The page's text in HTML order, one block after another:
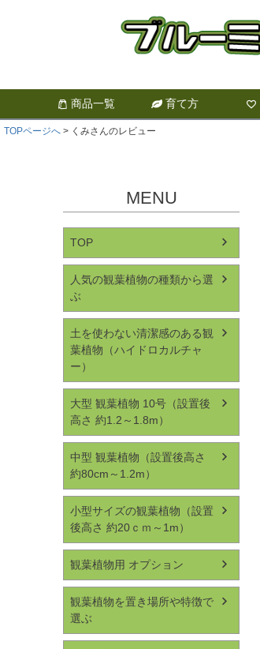
商品一覧 育て方
TOPページへ くみさんのレビュー
MENU
TOP
人気の観葉植物の種類から選
ぶ
土を使わない清潔感のある観
葉植物（ハイドロカルチャ
ー）
大型 観葉植物 10号（設置後
高さ 約1.2～1.8m）
中型 観葉植物（設置後高さ
約80cm～1.2m）
小型サイズの観葉植物（設置
後高さ 約20ｃｍ～1m）
観葉植物用 オプション
観葉植物を置き場所や特徴で
選ぶ